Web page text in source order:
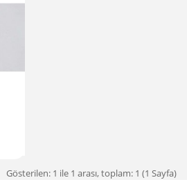
Gösterilen: 1 ile 1 arası, toplam: 1 (1 Sayfa)